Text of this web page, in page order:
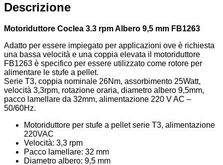
Descrizione
Motoriduttore Coclea 3.3 rpm Albero 9,5 mm FB1263
Adatto per essere impiegato per applicazioni ove è richiesta
una bassa velocità e una coppia elevata il motoriduttore
FB1263 è specifico per essere utilizzato come rotore per
alimentare le stufe a pellet.
Serie T3, coppia nominale 26Nm, assorbimento 25Watt,
velocità 3,3rpm, rotazione oraria, diametro albero 9,5mm,
pacco lamellare da 32mm, alimentazione 220 V AC –
50/60Hz.
Motoriduttore per stufe a pellet serie T3, alimentazione
220VAC
Velocità: 3,3 rpm
Pacco lamellare: 32 mm
Diametro albero: 9,5 mm